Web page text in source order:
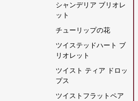
グレームーンストーン
グロッシュラー ガーネ
ット
クロム透輝石
コーヒームーンストー
ン
コーラル
シャンデリア ブリオレ
ット
チューリップの花
ツイステッドハート ブ
リオレット
ツイスト ティア ドロッ
プス
ツイストフラットペア